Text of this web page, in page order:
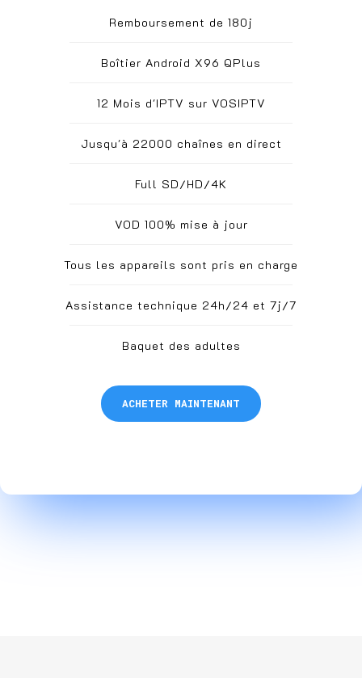
Remboursement de 180j
Boîtier Android X96 QPlus
12 Mois d'IPTV sur VOSIPTV
Jusqu'à 22000 chaînes en direct
Full SD/HD/4K
VOD 100% mise à jour
Tous les appareils sont pris en charge
Assistance technique 24h/24 et 7j/7
Baquet des adultes
ACHETER MAINTENANT